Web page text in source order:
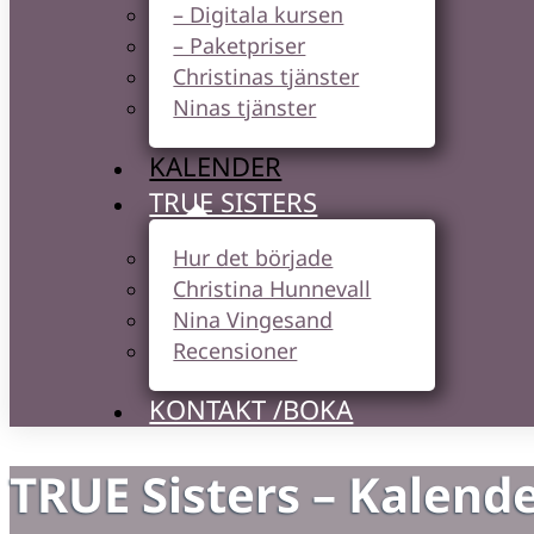
– Digitala kursen
– Paketpriser
Christinas tjänster
Ninas tjänster
KALENDER
TRUE SISTERS
Hur det började
Christina Hunnevall
Nina Vingesand
Recensioner
KONTAKT /BOKA
TRUE Sisters –